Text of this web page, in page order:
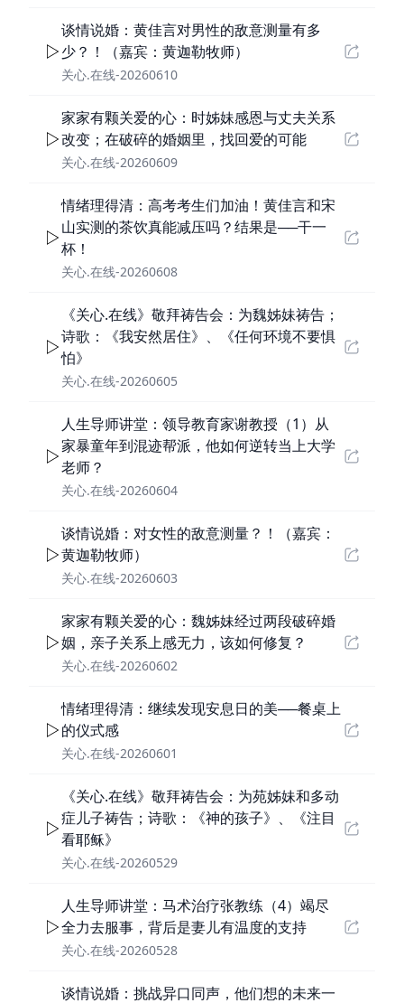
谈情说婚：黄佳言对男性的敌意测量有多
少？！（嘉宾：黄迦勒牧师）
关心.在线-20260610
家家有颗关爱的心：时姊妹感恩与丈夫关系
改变；在破碎的婚姻里，找回爱的可能
关心.在线-20260609
情绪理得清：高考考生们加油！黄佳言和宋
山实测的茶饮真能减压吗？结果是──干一
杯！
关心.在线-20260608
《关心.在线》敬拜祷告会：为魏姊妹祷告；
诗歌：《我安然居住》、《任何环境不要惧
怕》
关心.在线-20260605
人生导师讲堂：领导教育家谢教授（1）从
家暴童年到混迹帮派，他如何逆转当上大学
老师？
关心.在线-20260604
谈情说婚：对女性的敌意测量？！（嘉宾：
黄迦勒牧师）
关心.在线-20260603
家家有颗关爱的心：魏姊妹经过两段破碎婚
姻，亲子关系上感无力，该如何修复？
关心.在线-20260602
情绪理得清：继续发现安息日的美──餐桌上
的仪式感
关心.在线-20260601
《关心.在线》敬拜祷告会：为苑姊妹和多动
症儿子祷告；诗歌：《神的孩子》、《注目
看耶稣》
关心.在线-20260529
人生导师讲堂：马术治疗张教练（4）竭尽
全力去服事，背后是妻儿有温度的支持
关心.在线-20260528
谈情说婚：挑战异口同声，他们想的未来一